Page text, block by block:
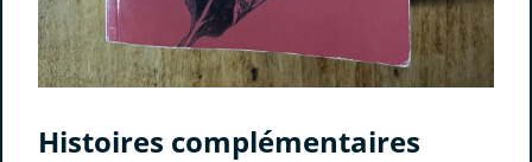
Histoires complémentaires